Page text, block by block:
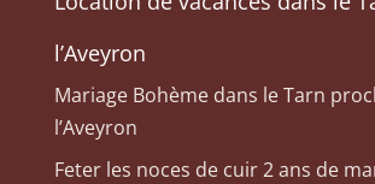
l’Aveyron
Mariage Bohème dans le Tarn
l’Aveyron
Feter les noces de cuir 2 ans de